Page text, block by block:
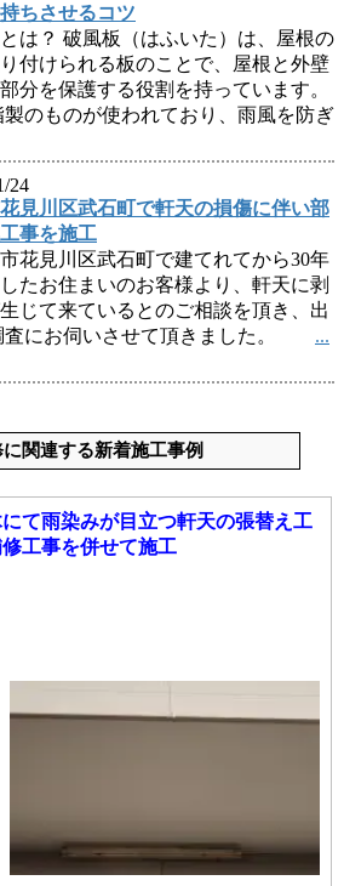
ちさせるコツ
は？ 破風板（はふいた）は、屋根の
付けられる板のことで、屋根と外壁
分を保護する役割を持っています。
のものが使われており、雨風を防ぎ
24
見川区武石町で軒天の損傷に伴い部
事を施工
花見川区武石町で建てれてから30年
たお住まいのお客様より、軒天に剥
じて来ているとのご相談を頂き、出
査にお伺いさせて頂きました。 ...
関連する新着施工事例
て雨染みが目立つ軒天の張替え工
工事を併せて施工